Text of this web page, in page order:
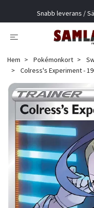
Snabb leverans /
Hem Pokémonkort
Colress's Experiment -